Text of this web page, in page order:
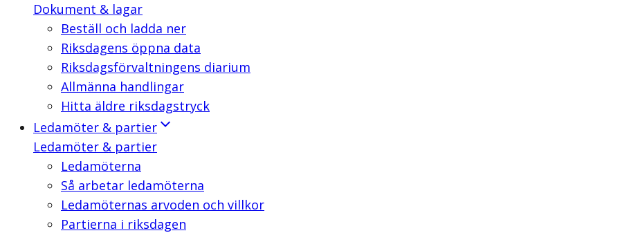
Dokument & lagar
Beställ och ladda ner
Riksdagens öppna data
Riksdagsförvaltningens diarium
Allmänna handlingar
Hitta äldre riksdagstryck
Ledamöter & partier
Ledamöter & partier
Ledamöterna
Så arbetar ledamöterna
Ledamöternas arvoden och villkor
Partierna i riksdagen